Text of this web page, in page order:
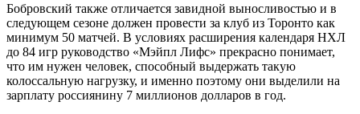
Бобровский также отличается завидной выносливостью и в
следующем сезоне должен провести за клуб из Торонто как
минимум 50 матчей. В условиях расширения календаря НХЛ
до 84 игр руководство «Мэйпл Лифс» прекрасно понимает,
что им нужен человек, способный выдержать такую
колоссальную нагрузку, и именно поэтому они выделили на
зарплату россиянину 7 миллионов долларов в год.